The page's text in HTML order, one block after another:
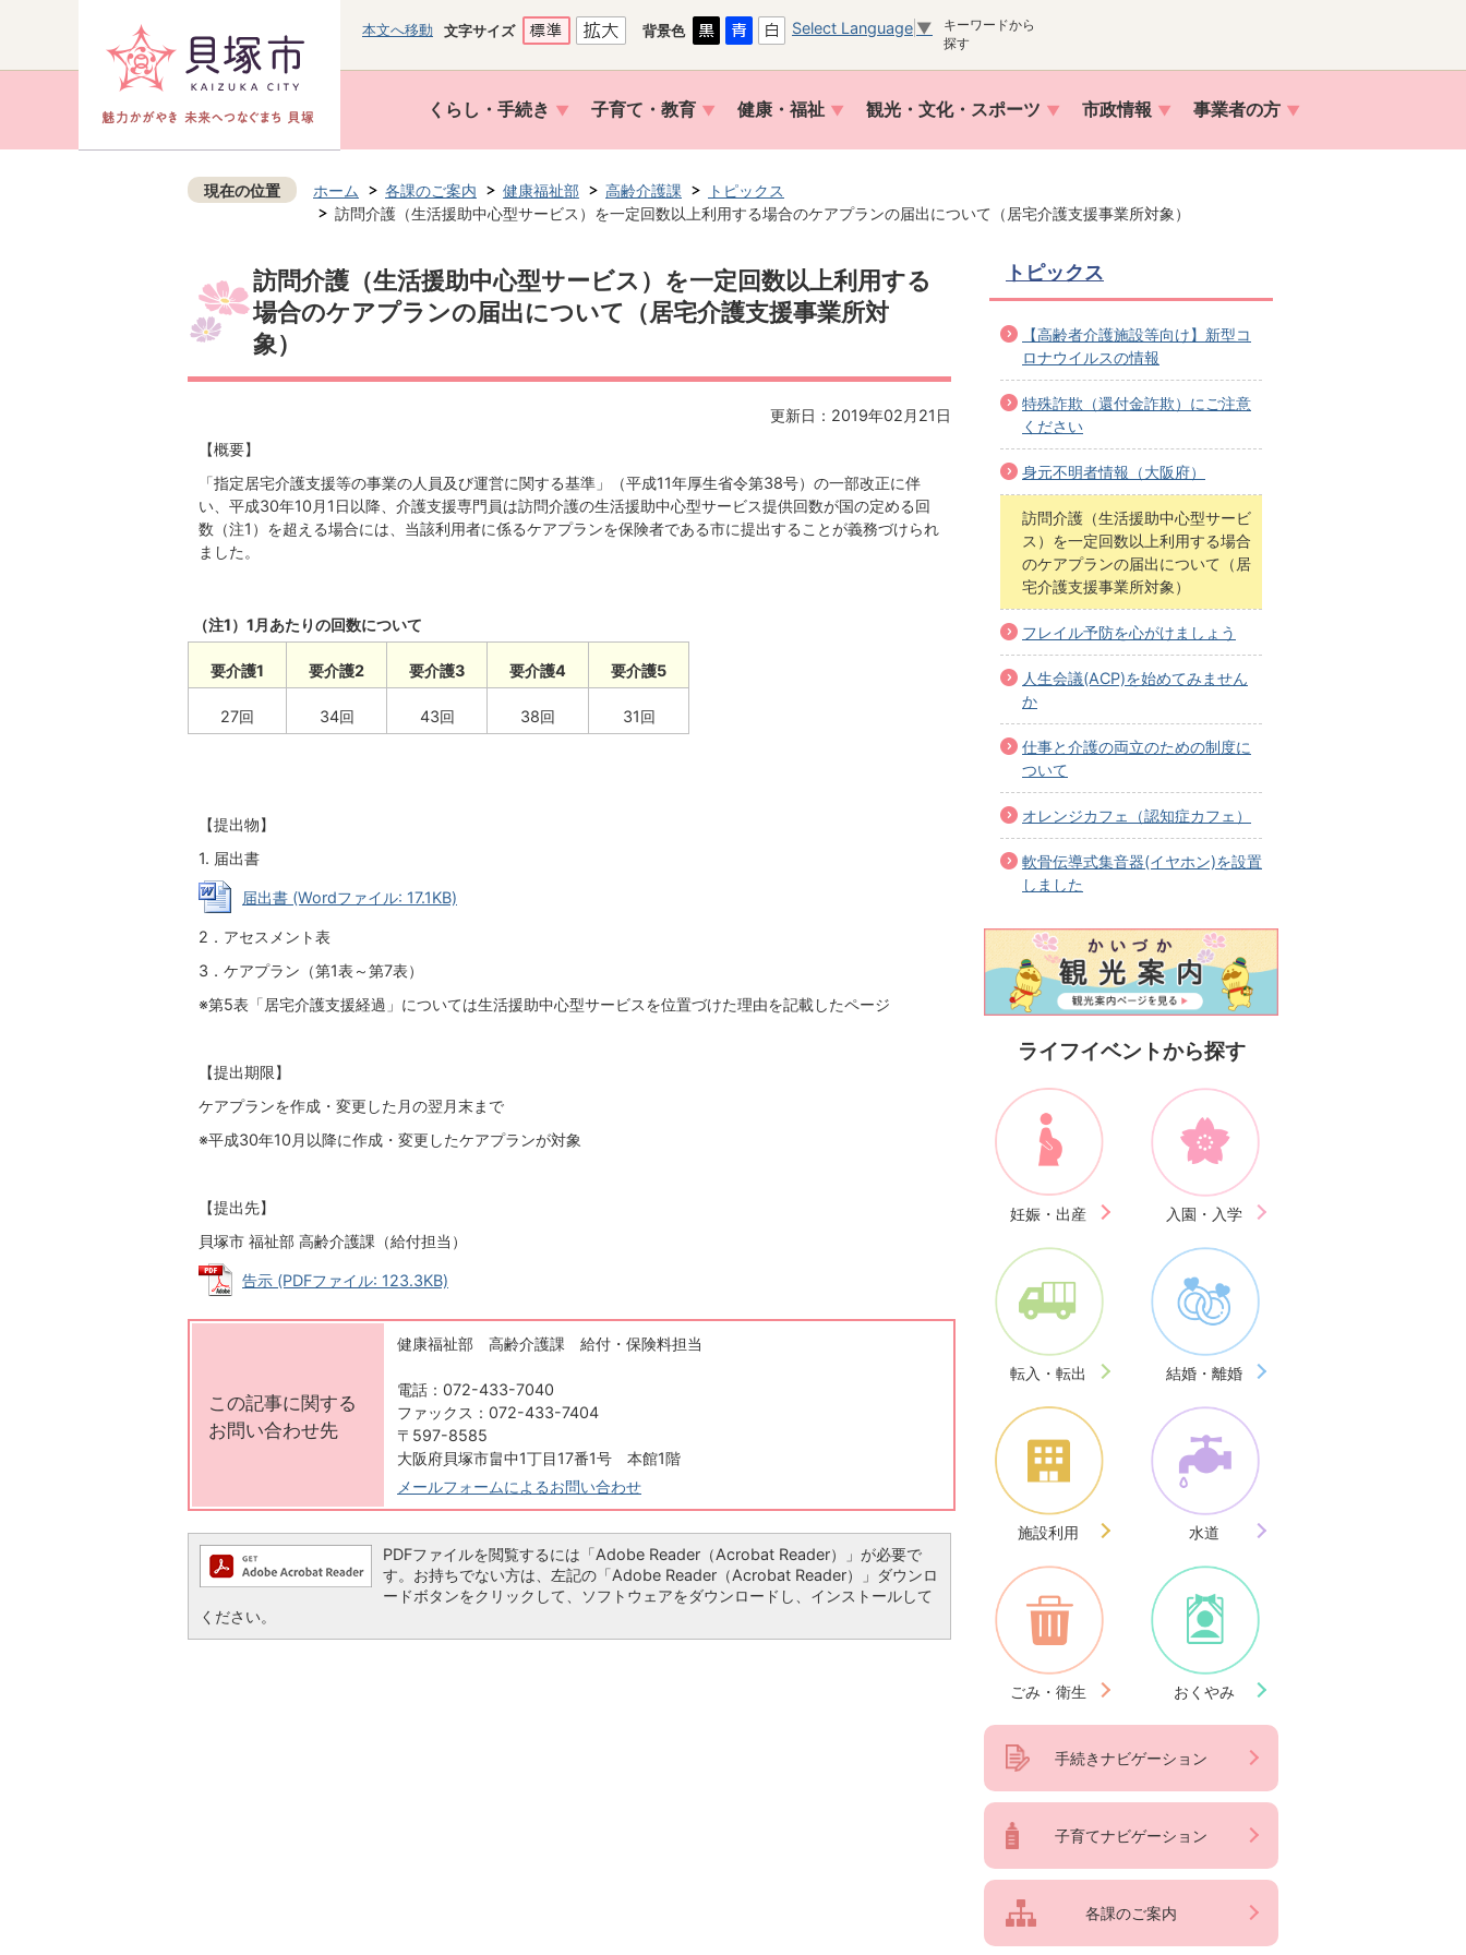
本文へ移動 文字サイズ 背景色 Select Language ▼
キーワードから
探す
くらし・手続き 子育て・教育 健康・福祉 観光・文化・スポーツ 市政情報 事業者の方
現在の位置 ホーム 各課のご案内 健康福祉部 高齢介護課
トピックス
訪問介護（生活援助中心型サービス）を一定回数以上利用する場合のケアプランの届出について（居宅介護支援事業所対象）
訪問介護（生活援助中心型サービス）を一定回数以上利用する
場合のケアプランの届出について（居宅介護支援事業所対
象）
更新日：2019年02月21日
【概要】
「指定居宅介護支援等の事業の人員及び運営に関する基準」（平成11年厚生省令第38号）の一部改正に伴
い、平成30年10月1日以降、介護支援専門員は訪問介護の生活援助中心型サービス提供回数が国の定める回
数（注1）を超える場合には、当該利用者に係るケアプランを保険者である市に提出することが義務づけられ
ました。
（注1）1月あたりの回数について
要介護1 要介護2 要介護3 要介護4 要介護5
27回 34回 43回 38回 31回
【提出物】
1. 届出書
届出書 (Wordファイル: 17.1KB)
2．アセスメント表
3．ケアプラン（第1表～第7表）
※第5表「居宅介護支援経過」については生活援助中心型サービスを位置づけた理由を記載したページ
【提出期限】
ケアプランを作成・変更した月の翌月末まで
※平成30年10月以降に作成・変更したケアプランが対象
【提出先】
貝塚市 福祉部 高齢介護課（給付担当）
告示 (PDFファイル: 123.3KB)
この記事に関する
お問い合わせ先
健康福祉部 高齢介護課 給付・保険料担当
電話：072-433-7040
ファックス：072-433-7404
〒597-8585
大阪府貝塚市畠中1丁目17番1号 本館1階
メールフォームによるお問い合わせ
PDFファイルを閲覧するには「Adobe Reader（Acrobat Reader）」が必要で
す。お持ちでない方は、左記の「Adobe Reader（Acrobat Reader）」ダウンロ
ードボタンをクリックして、ソフトウェアをダウンロードし、インストールして
ください。
トピックス
【高齢者介護施設等向け】新型コ
ロナウイルスの情報
特殊詐欺（還付金詐欺）にご注意
ください
身元不明者情報（大阪府）
訪問介護（生活援助中心型サービ
ス）を一定回数以上利用する場合
のケアプランの届出について（居
宅介護支援事業所対象）
フレイル予防を心がけましょう
人生会議(ACP)を始めてみません
か
仕事と介護の両立のための制度に
ついて
オレンジカフェ（認知症カフェ）
軟骨伝導式集音器(イヤホン)を設置
しました
ライフイベントから探す
妊娠・出産 入園・入学
転入・転出 結婚・離婚
施設利用 水道
ごみ・衛生 おくやみ
手続きナビゲーション
子育てナビゲーション
各課のご案内